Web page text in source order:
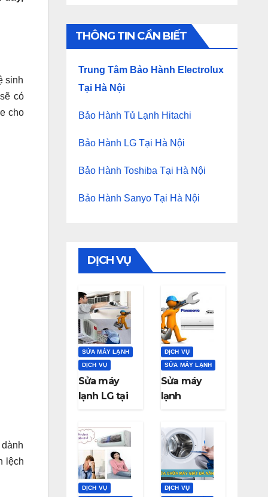
sinh
có
cho
lệch
THÔNG TIN CẦN BIẾT
Trung Tâm Bảo Hành Electrolux
Tại Hà Nội
Bảo Hành Tủ Lạnh Hitachi
Bảo Hành LG Tại Hà Nội
Bảo Hành Toshiba Tại Hà Nội
Bảo Hành Sanyo Tại Hà Nội
DỊCH VỤ
SỬA MÁY LẠNH
DỊCH VỤ
Sửa máy
lạnh LG tại
DỊCH VỤ
SỬA MÁY LẠNH
Sửa máy
lạnh
tại Đà Nẵng
DỊCH VỤ
DỊCH VỤ